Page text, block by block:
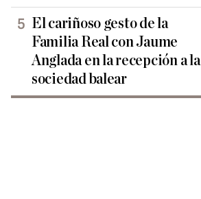
El cariñoso gesto de la
Familia Real con Jaume
Anglada en la recepción a la
sociedad balear